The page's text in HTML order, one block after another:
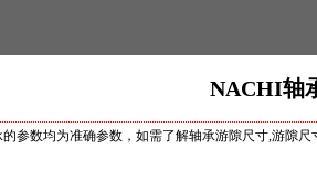
NACHI轴
参数均为准确参数，如需了解轴承游隙尺寸,游隙